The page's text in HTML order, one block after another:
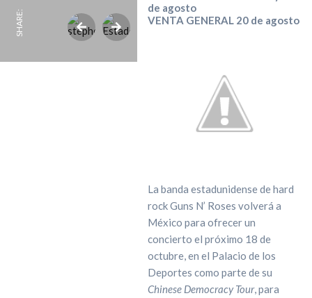
SHARE:
de agosto
VENTA GENERAL 20 de agosto
La banda estadunidense de hard
rock Guns N’ Roses volverá a
México para ofrecer un
concierto el próximo 18 de
octubre, en el Palacio de los
Deportes como parte de su
Chinese Democracy Tour, para